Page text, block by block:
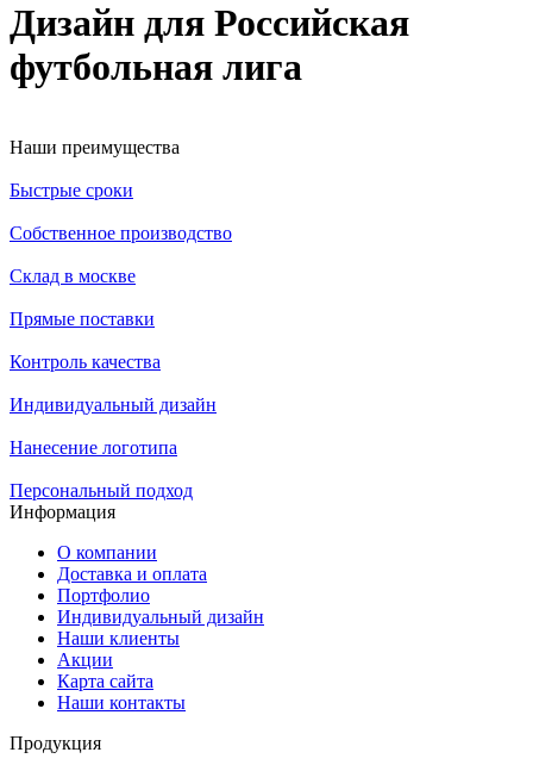
Дизайн для Российская
футбольная лига
Наши преимущества
Быстрые сроки
Собственное производство
Склад в москве
Прямые поставки
Контроль качества
Индивидуальный дизайн
Нанесение логотипа
Персональный подход
Информация
О компании
Доставка и оплата
Портфолио
Индивидуальный дизайн
Наши клиенты
Акции
Карта сайта
Наши контакты
Продукция